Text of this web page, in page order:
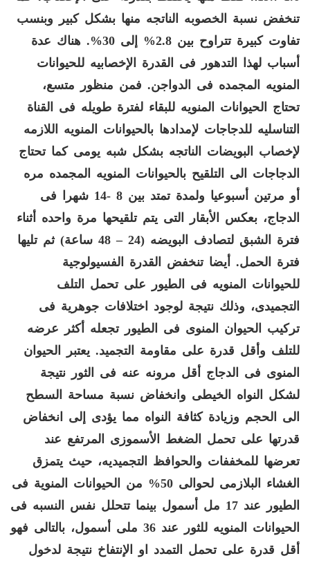
تنخفض نسبة الخصوبه الناتجه منها بشكل كبير وبنسب
تفاوت كبيرة تتراوح بين 2.8% إلى 30%.
هناك عدة
أسباب لهذا التدهور فى القدرة الإخصابيه للحيوانات
المنويه المجمده فى الدواجن. فمن منظور متسع،
تحتاج الحيوانات المنويه للبقاء لفترة طويله فى القناة
التناسليه للدجاجات لإمدادها بالحيوانات المنويه اللازمه
لإخصاب البويضات الناتجه بشكل شبه يومى كما تحتاج
الدجاجات الى التلقيح بالحيوانات المنويه المجمده مره
أو مرتين أسبوعيا ولمدة تمتد بين 8 -14
شهرا فى
الدجاج، بعكس الأبقار التى يتم تلقيحها مرة واحده أثناء
فترة الشبق لتصادف البويضه (24 – 48 ساعة) ثم تليها
فترة الحمل. أيضا تنخفض القدرة الفسيولوجية
للحيوانات المنويه فى الطيور على تحمل التلف
التجميدى، وذلك نتيجة لوجود
اختلافات جوهرية فى
تركيب الحيوان المنوى فى الطيور تجعله أكثر عرضه
للتلف وأقل قدرة على مقاومة التجميد. يعتبر الحيوان
المنوى فى الدجاج أقل مرونه عنه فى الثور نتيجة
لشكل النواه الخيطى وانخفاض نسبة مساحة السطح
الى الحجم وزيادة كثافة النواه مما يؤدى إلى انخفاض
قدرتها على تحمل الضغط الأسموزى المرتفع عند
تعرضها للمخففات والحوافظ التجميديه، حيث يتمزق
الغشاء البلازمى لحوالى 50%
من الحيوانات المنوية فى
الطيور عند 17 مل أسمول بينما تتحلل نفس النسبه فى
الحيوانات المنويه للثور عند 36 ملى أسمول، بالتالى فهو
أقل قدرة على تحمل التمدد او الإنتفاخ نتيجة لدخول